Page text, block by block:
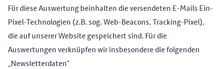
Für diese Auswertung beinhalten die versendeten E-Mails Ein-
Pixel-Technologien (z.B. sog. Web-Beacons, Tracking-Pixel),
die auf unserer Website gespeichert sind. Für die
Auswertungen verknüpfen wir insbesondere die folgenden
„Newsletterdaten“